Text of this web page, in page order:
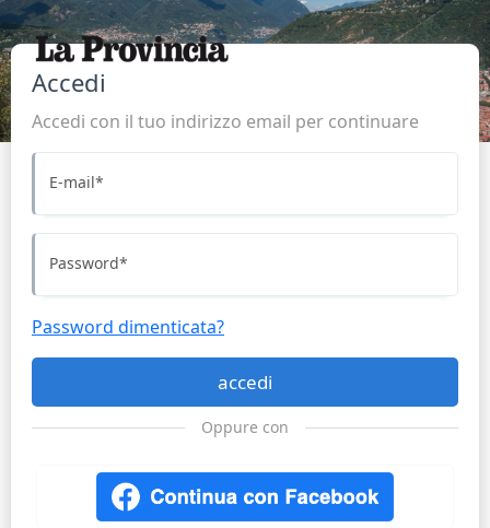
Accedi
Accedi con il tuo indirizzo email per continuare
E-mail*
Password*
Password dimenticata?
accedi
Oppure con